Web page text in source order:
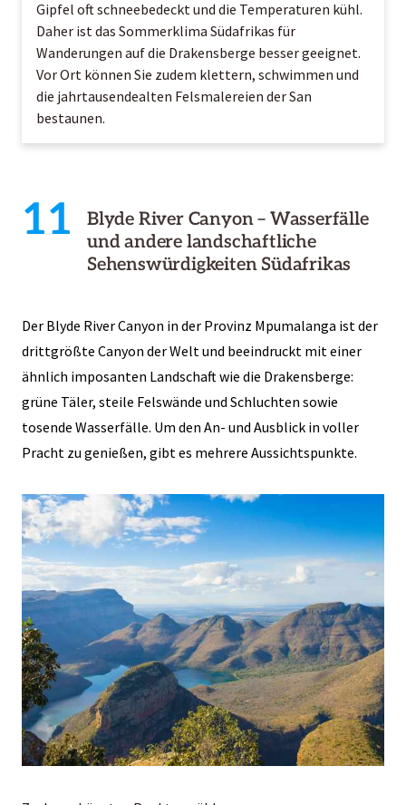
Gipfel oft schneebedeckt und die Temperaturen kühl.
Daher ist das Sommerklima Südafrikas für
Wanderungen auf die Drakensberge besser geeignet.
Vor Ort können Sie zudem klettern, schwimmen und
die jahrtausendealten Felsmalereien der San
bestaunen.
11
Blyde River Canyon – Wasserfälle
und andere landschaftliche
Sehenswürdigkeiten Südafrikas
Der Blyde River Canyon in der Provinz Mpumalanga ist der
drittgrößte Canyon der Welt und beeindruckt mit einer
ähnlich imposanten Landschaft wie die Drakensberge:
grüne Täler, steile Felswände und Schluchten sowie
tosende Wasserfälle. Um den An- und Ausblick in voller
Pracht zu genießen, gibt es mehrere Aussichtspunkte.